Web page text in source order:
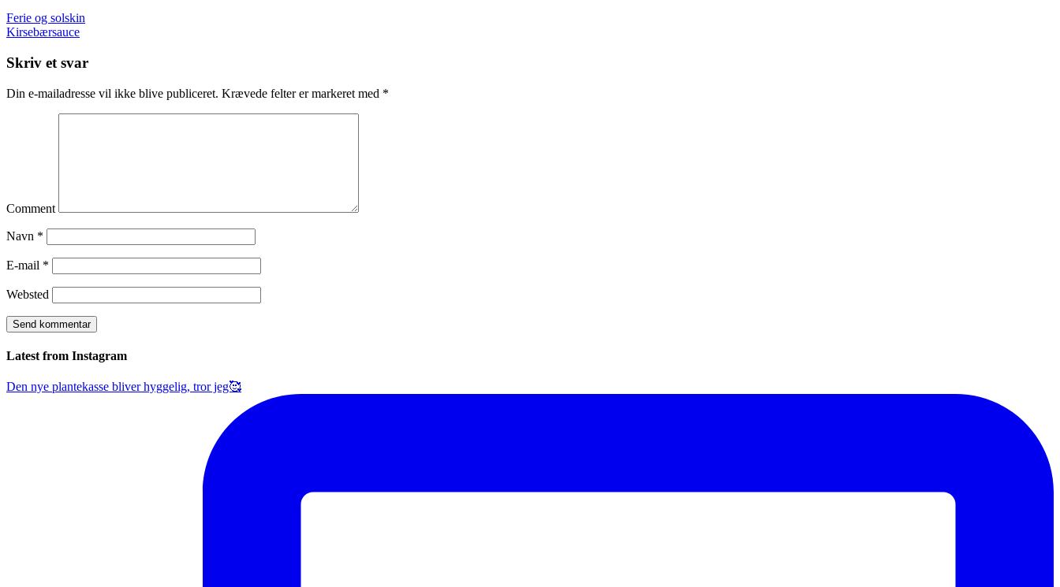
Ferie og solskin
Kirsebærsauce
Skriv et svar
Din e-mailadresse vil ikke blive publiceret. Krævede felter er markeret med *
Comment
Navn *
E-mail *
Websted
Latest from Instagram
Den nye plantekasse bliver hyggelig, tror jeg🥰